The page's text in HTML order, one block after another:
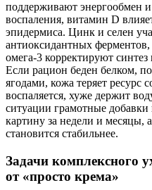
поддерживают энергообмен
воспаления, витамин D
эпидермиса. Цинк и селен
антиоксидантных
омега‑3 корректируют
Если рацион беден белком,
ягодами, кожа теряет ресурс
воспаляется, хуже держит
ситуации грамотные
картину за недели и месяцы,
становится стабильнее.
Задачи комплексного
от «просто крема»